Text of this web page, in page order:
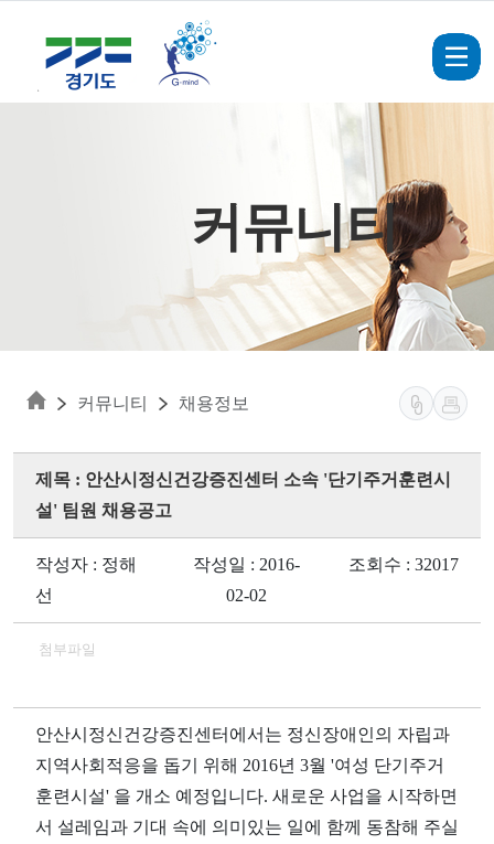
커뮤니티
커뮤니티 채용정보
제목 : 안산시정신건강증진센터 소속 '단기주거훈련시
설' 팀원 채용공고
작성자 : 정해
선
작성일 : 2016-
02-02
조회수 : 32017
첨부파일
안산시정신건강증진센터에서는 정신장애인의 자립과
지역사회적응을 돕기 위해 2016년 3월 '여성 단기주거
훈련시설' 을 개소 예정입니다. 새로운 사업을 시작하면
서 설레임과 기대 속에 의미있는 일에 함께 동참해 주실